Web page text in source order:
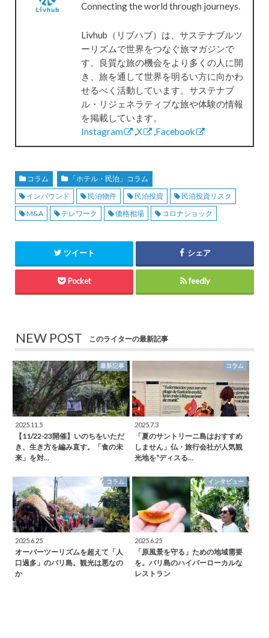
Connecting the world through journeys.
Livhub（リブハブ）は、サステナブルツ
ーリズムで世界をつなぐ旅マガジンで
す。良質な旅の機会をより多くの人に開
き、旅を通して世界を明るい方に向かわ
せるべく活動しています。サステナブ
ル・リジェネラティブな旅や体験の情報
を掲載しています。
Instagram
,X ,Facebook
コラム
「ホテル・民泊」コラム
インバウンド
民泊物件 民泊投資
民泊投資リスク
M&A
テレワーク 価格相場 コロナショック
ツイート シェア
Pocket feedly
NEW POST このライターの最新記事
最新記事
2025.11.5
【11/22-23開催】いのちをいただ
き、生き方を編み直す。「食の未
来」を対…
コラム
2025.7.3
「夏のサントリーニ島はおすすめ
しません」仏・旅行会社が人気観
光地を“ディスる…
コラム
2025.6.25
オーバーツーリズムを超えて「人
口過多」のバリ島。観光は悪なの
か
インタビュー
2025.6.25
「原風景を守る」ための地域需要
を。バリ島のハイパーローカルな
レストラン